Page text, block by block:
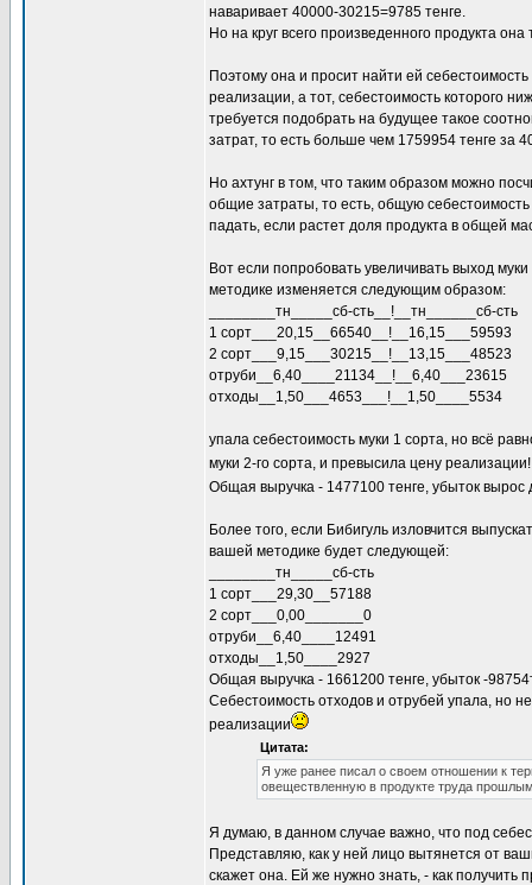
наваривает 40000-30215=9785 тенге.
Но на круг всего произведенного продукта
Поэтому она и просит найти ей
реализации, а тот, себестоимость которого
требуется подобрать на будущее такое
затрат, то есть больше чем 1759954 тенге за
Но ахтунг в том, что таким образом можно
общие затраты, то есть, общую
падать, если растет доля продукта в общей
Вот если попробовать увеличивать выход
методике изменяется следующим образом:
________тн_____сб-сть__!__тн______сб-сть
1 сорт___20,15__66540__!__16,15___59593
2 сорт___9,15___30215__!__13,15___48523
отруби__6,40____21134__!__6,40___23615
отходы__1,50___4653___!__1,50____5534
упала себестоимость муки 1 сорта, но всё
муки 2-го сорта, и превысила цену
Общая выручка - 1477100 тенге, убыток вырос
Более того, если Бибигуль изловчится
вашей методике будет следующей:
________тн_____сб-сть
1 сорт___29,30__57188
2 сорт___0,00_______0
отруби__6,40____12491
отходы__1,50____2927
Общая выручка - 1661200 тенге, убыток -
Себестоимость отходов и отрубей упала, но
реализации
Цитата:
Я уже ранее писал о своем отношении к
овеществленную в продукте труда
Я думаю, в данном случае важно, что под
Представляю, как у ней лицо вытянется от
скажет она. Ей же нужно знать, - как получить